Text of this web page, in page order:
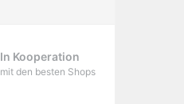
In Kooperation
mit den besten Shops